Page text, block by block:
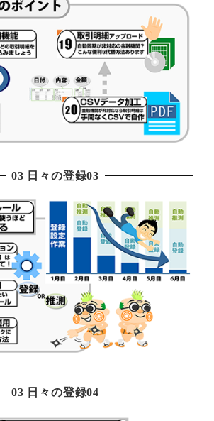
03 日々の登録03
03 日々の登録04